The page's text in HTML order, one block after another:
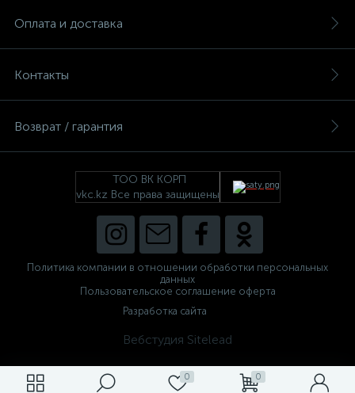
0 0
Оплата и доставка
Контакты
Возврат / гарантия
ТОО ВК КОРП
vkc.kz Все права защищены
Политика компании в отношении обработки персональных
данных
Пользовательское соглашение оферта
Разработка сайта
Вебстудия Sitelead